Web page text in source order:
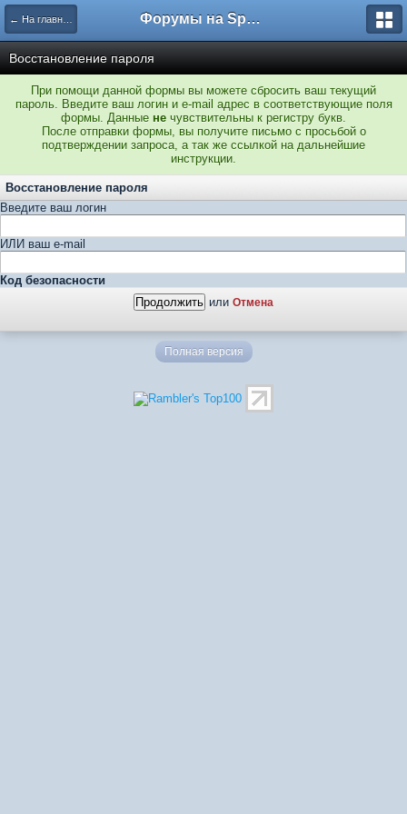
← На главную Форумы на Sportbox.ru
Восстановление пароля
При помощи данной формы вы можете сбросить ваш текущий
пароль. Введите ваш логин и e-mail адрес в соответствующие поля
формы. Данные не чувствительны к регистру букв.
После отправки формы, вы получите письмо с просьбой о
подтверждении запроса, а так же ссылкой на дальнейшие
инструкции.
Восстановление пароля
Введите ваш логин
ИЛИ ваш e-mail
Код безопасности
или Отмена
Полная версия